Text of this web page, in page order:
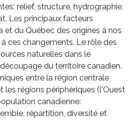
relief, structure, hydrographie,
Les principaux facteurs
et du Québec des origines à nos
ces changements. Le rôle des
naturelles dans le
du territoire canadien.
entre la région centrale
les régions périphériques (l'Ouest
canadienne:
répartition, diversité et